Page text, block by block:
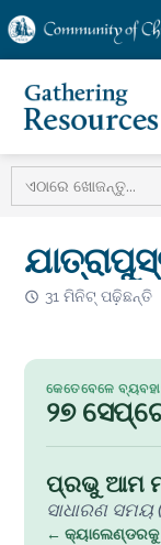
ଖୋଜନ୍ତୁ:
31 ମିନିଟ୍ ପଢ଼ିଛନ୍ତି
କେତେବେଳେ
୨୭
ପ୍ରଭୁ ଆମ
ସାଧାରଣ ସମୟ
←